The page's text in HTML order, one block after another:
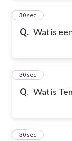
Q. Wat is
10
30 sec
Q. Wat is
11
30 sec
12
30 sec